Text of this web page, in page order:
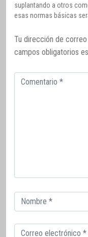
suplantando a otros
esas normas básicas
Tu dirección de
campos obligatorios
Comentario
Correo
electrónico
Correo